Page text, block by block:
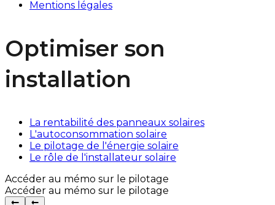
Mentions légales
Optimiser son
installation
La rentabilité des panneaux solaires
L'autoconsommation solaire
Le pilotage de l'énergie solaire
Le rôle de l'installateur solaire
Accéder au mémo sur le pilotage
Accéder au mémo sur le pilotage